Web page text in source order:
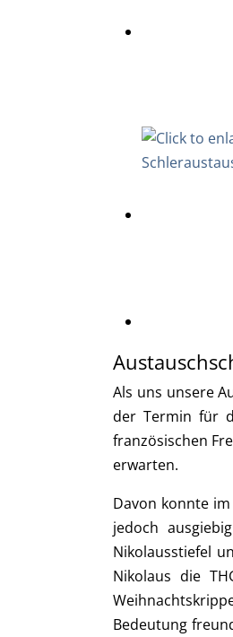
Als uns unsere
der Termin für
französischen
erwarten.
Davon konnte
jedoch
Nikolausstiefel
Nikolaus die
Bedeutung